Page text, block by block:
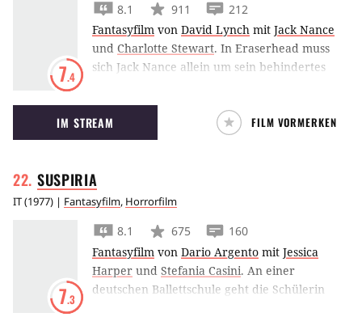
7.4
8.1 911
212
Fantasyfilm von David Lynch mit Jack Nance
und Charlotte Stewart. In Eraserhead muss
sich Jack Nance allein um sein behindertes
IM STREAM FILM VORMERKEN
SUSPIRIA
IT(1977) | Fantasyfilm, Horrorfilm
7.3
8.1 675
160
Fantasyfilm von Dario Argento mit Jessica
Harper und Stefania Casini. An einer
deutschen Ballettschule geht die Schülerin